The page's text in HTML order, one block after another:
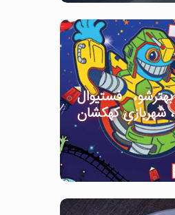
فستیوال
شهربازی کهکشان